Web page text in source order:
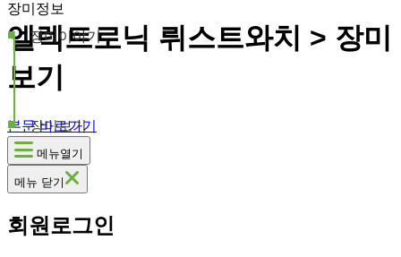
엘렉트로닉 뤼스트와치 > 장미
보기
본문 바로가기
메뉴열기
메뉴 닫기
회원로그인
장미정보
장미이야기
장미보기